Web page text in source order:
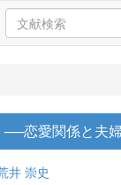
恋愛関係と夫
井 崇史